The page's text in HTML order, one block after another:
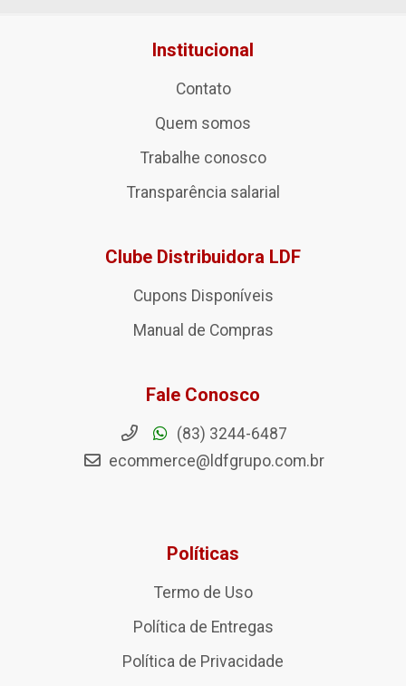
Institucional
Contato
Quem somos
Trabalhe conosco
Transparência salarial
Clube Distribuidora LDF
Cupons Disponíveis
Manual de Compras
Fale Conosco
(83) 3244-6487
ecommerce@ldfgrupo.com.br
Políticas
Termo de Uso
Política de Entregas
Política de Privacidade